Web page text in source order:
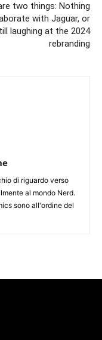
two things: Nothing
with Jaguar, or
laughing at the 2024
rebranding
di riguardo verso
al mondo Nerd.
sono all'ordine del